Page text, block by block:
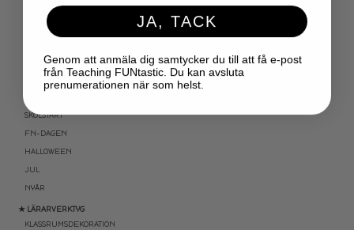
OLYMPISKA SPELEN
SAMER
VM I FOTBOLL
NATIONALDAGEN 6 JUNI
SKOLSTART
FN-DAGEN
HALLOWEEN
JUL
NYÅR
★ LÄRARVERKTYG
KLASSRUMSDEKORATION
JA, TACK
Genom att anmäla dig samtycker du till att få e-post
från Teaching FUNtastic. Du kan avsluta
prenumerationen när som helst.